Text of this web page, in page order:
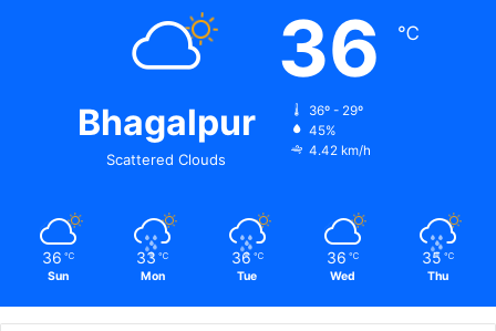
Bhagalpur
Scattered Clouds
36 ℃
36º - 29º
45%
4.42 km/h
36 ℃
Sun
33 ℃
Mon
36 ℃
Tue
36 ℃
Wed
35 ℃
Thu